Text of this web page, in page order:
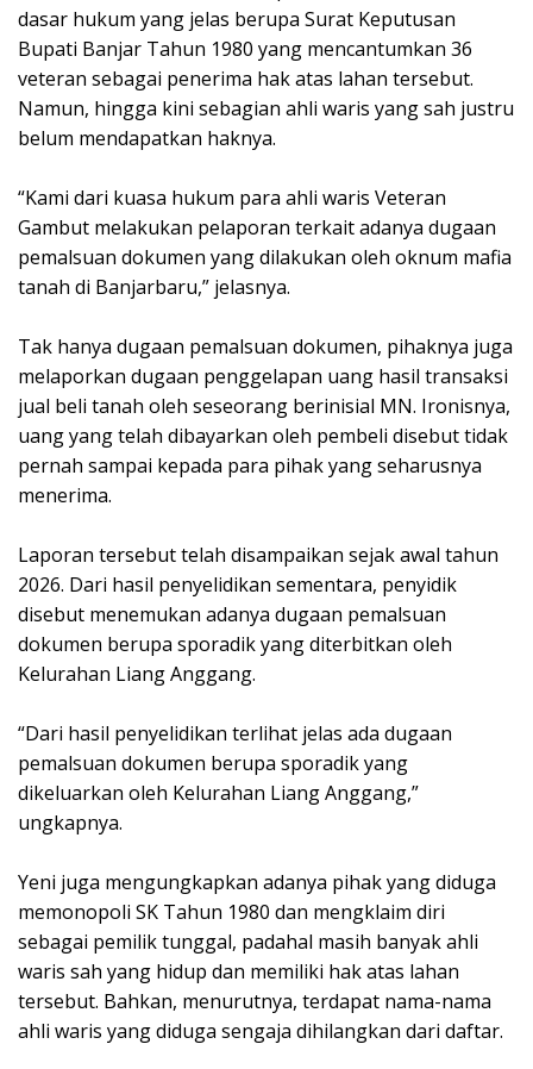
dasar hukum yang jelas berupa Surat Keputusan
Bupati Banjar Tahun 1980 yang mencantumkan 36
veteran sebagai penerima hak atas lahan tersebut.
Namun, hingga kini sebagian ahli waris yang sah justru
belum mendapatkan haknya.
“Kami dari kuasa hukum para ahli waris Veteran
Gambut melakukan pelaporan terkait adanya dugaan
pemalsuan dokumen yang dilakukan oleh oknum mafia
tanah di Banjarbaru,” jelasnya.
Tak hanya dugaan pemalsuan dokumen, pihaknya juga
melaporkan dugaan penggelapan uang hasil transaksi
jual beli tanah oleh seseorang berinisial MN. Ironisnya,
uang yang telah dibayarkan oleh pembeli disebut tidak
pernah sampai kepada para pihak yang seharusnya
menerima.
Laporan tersebut telah disampaikan sejak awal tahun
2026. Dari hasil penyelidikan sementara, penyidik
disebut menemukan adanya dugaan pemalsuan
dokumen berupa sporadik yang diterbitkan oleh
Kelurahan Liang Anggang.
“Dari hasil penyelidikan terlihat jelas ada dugaan
pemalsuan dokumen berupa sporadik yang
dikeluarkan oleh Kelurahan Liang Anggang,”
ungkapnya.
Yeni juga mengungkapkan adanya pihak yang diduga
memonopoli SK Tahun 1980 dan mengklaim diri
sebagai pemilik tunggal, padahal masih banyak ahli
waris sah yang hidup dan memiliki hak atas lahan
tersebut. Bahkan, menurutnya, terdapat nama-nama
ahli waris yang diduga sengaja dihilangkan dari daftar.